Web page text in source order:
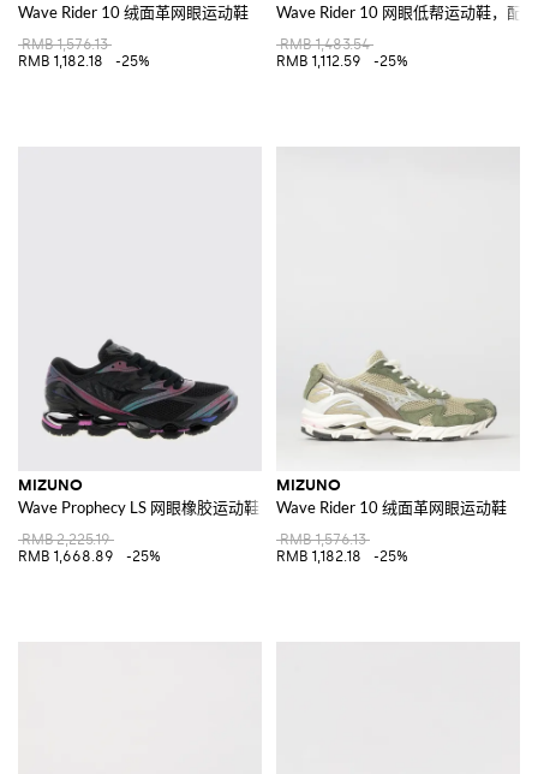
Wave Rider 10 绒面革网眼运动鞋
RMB 1,576.13
RMB 1,182.18
-25%
Wave Rider 10 网眼低帮运动鞋，配
RMB 1,483.54
RMB 1,112.59
-25%
MIZUNO
Wave Prophecy LS 网眼橡胶运动鞋
RMB 2,225.19
RMB 1,668.89
-25%
MIZUNO
Wave Rider 10 绒面革网眼运动鞋
RMB 1,576.13
RMB 1,182.18
-25%